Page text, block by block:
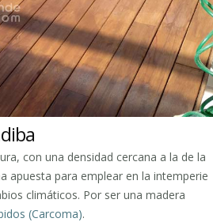
con una densidad cercana a la de la
apuesta para emplear en la intemperie
climáticos. Por ser una madera
(Carcoma).